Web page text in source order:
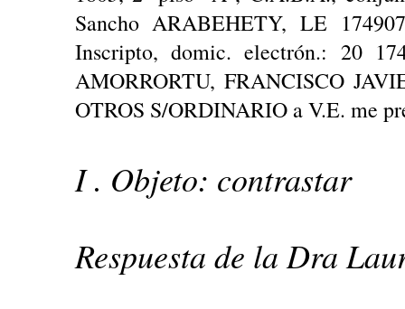
Sancho ARABEHETY, LE
Inscripto, domic. electrón.: 20
AMORRORTU, FRANCISCO
OTROS S/ORDINARIO a V.E. me
I . Objeto: contrastar
Respuesta de la Dra